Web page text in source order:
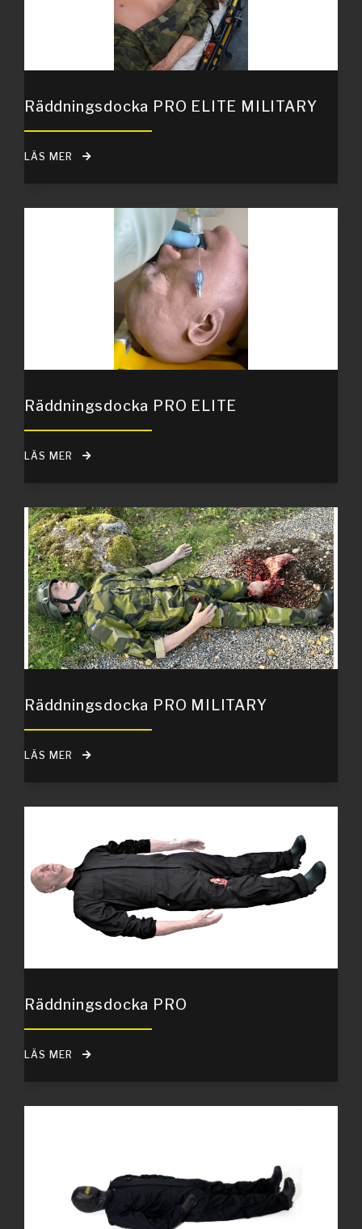
Räddningsdocka PRO ELITE MILITARY
LÄS MER
Räddningsdocka PRO ELITE
LÄS MER
Räddningsdocka PRO MILITARY
LÄS MER
Räddningsdocka PRO
LÄS MER